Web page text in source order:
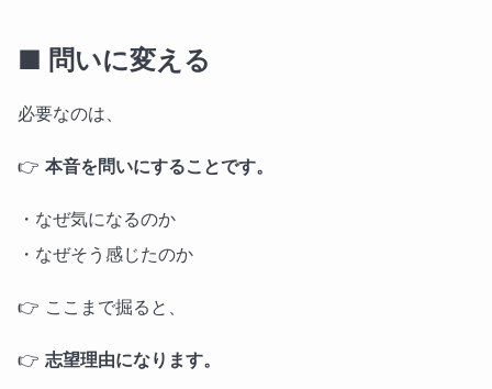
■ 問いに変える
必要なのは、
👉 本音を問いにすることです。
・なぜ気になるのか
・なぜそう感じたのか
👉 ここまで掘ると、
👉 志望理由になります。